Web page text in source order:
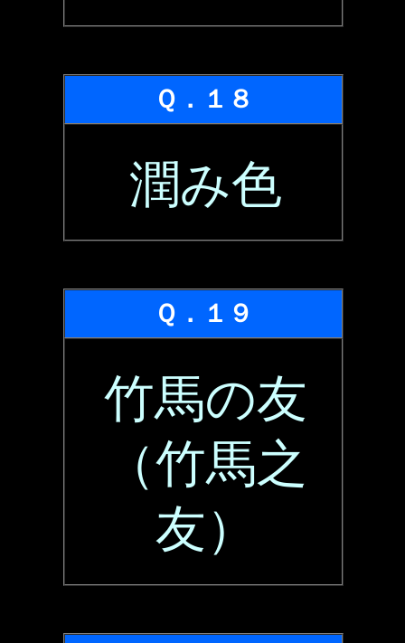
Ｑ．１８
潤み色
Ｑ．１９
竹馬の友
（竹馬之
友）